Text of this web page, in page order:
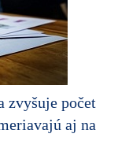
zvyšuje počet
aj na